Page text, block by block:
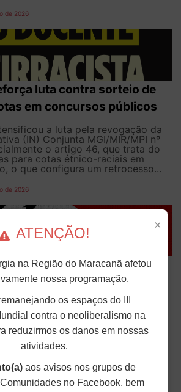
de 2026
luta contra sorteio de
em concursos públicos
a luta pela revogação da
(IN) Conjunta MGI/MIR/MPI nº
o artigo 46, que trata do
para cotas étnico-raciais em
o que configura um retrocesso...
de 2026
levantamento sobre
de protocolo contra
e violência
um levantamento sobre a
“Protocolo de combate,
e apuração de assédio
Lgbtfobia e qualquer
nas...
de 2026
×
ATENÇÃO!
na Região do Maracanã afetou
nossa programação.
os espaços do III
contra o neoliberalismo na
reduzirmos os danos em nossas
atividades.
aos avisos nos grupos de
no Facebook, bem